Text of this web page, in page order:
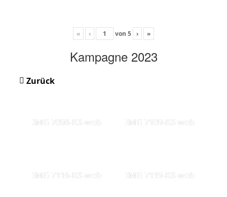
« ‹ von 5 › »
Kampagne 2023
Zurück
IMG 7098-KS-web IMG 7109-KS-web
IMG 7116-KS-web IMG 7119-KS-web